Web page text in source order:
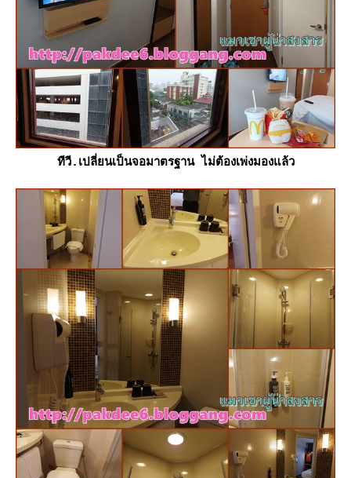
ทีวี.เปลี่ยนเป็นจอมาตรฐาน ไม่ต้องเพ่งมองแล้ว